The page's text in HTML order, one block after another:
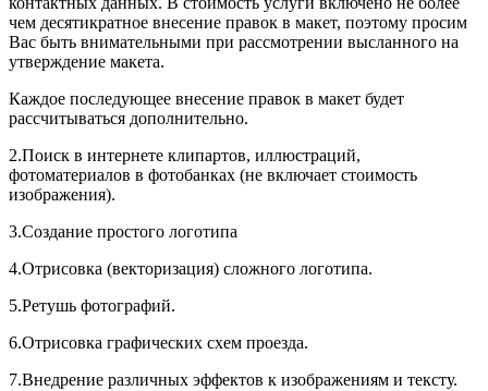
чем десятикратное внесение правок в макет, поэтому просим
Вас быть внимательными при рассмотрении высланного на
утверждение макета.
Каждое последующее внесение правок в макет будет
рассчитываться дополнительно.
2.Поиск в интернете клипартов, иллюстраций,
фотоматериалов в фотобанках (не включает стоимость
изображения).
3.Создание простого логотипа
4.Отрисовка (векторизация) сложного логотипа.
5.Ретушь фотографий.
6.Отрисовка графических схем проезда.
7.Внедрение различных эффектов к изображениям и тексту.